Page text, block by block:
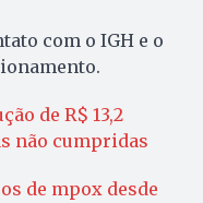
com o IGH e o
de R$ 13,2
não cumpridas
de mpox desde